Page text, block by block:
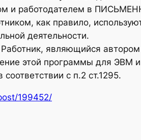
и работодателем в
как правило,
деятельности.
Работник, являющийся
этой программы для ЭВМ
с п.2 ст.1295.
199452/